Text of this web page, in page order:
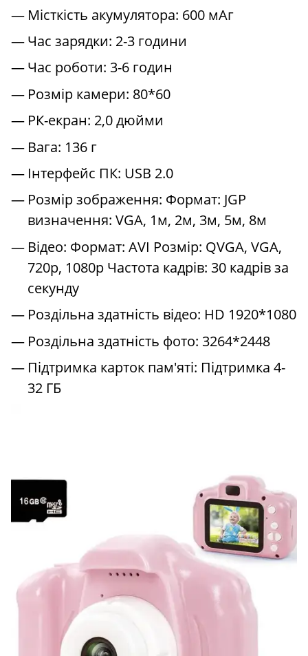
Місткість акумулятора: 600 мАг
Час зарядки: 2-3 години
Час роботи: 3-6 годин
Розмір камери: 80*60
РК-екран: 2,0 дюйми
Вага: 136 г
Інтерфейс ПК: USB 2.0
Розмір зображення: Формат: JGP
визначення: VGA, 1м, 2м, 3м, 5м, 8м
Відео: Формат: AVI Розмір: QVGA, VGA,
720p, 1080p Частота кадрів: 30 кадрів за
секунду
Роздільна здатність відео: HD 1920*1080
Роздільна здатність фото: 3264*2448
Підтримка карток пам'яті: Підтримка 4-
32 ГБ